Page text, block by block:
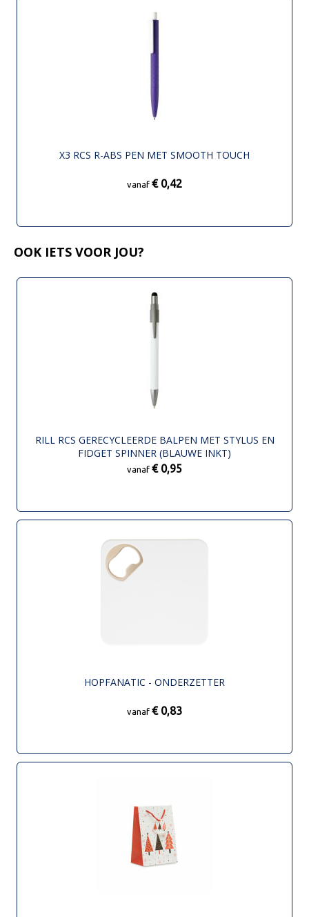
X3 RCS R-ABS PEN MET SMOOTH TOUCH
vanaf € 0,42
OOK IETS VOOR JOU?
RILL RCS GERECYCLEERDE BALPEN MET STYLUS EN
FIDGET SPINNER (BLAUWE INKT)
vanaf € 0,95
HOPFANATIC - ONDERZETTER
vanaf € 0,83